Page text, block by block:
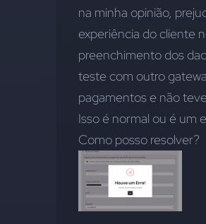
na minha opinião,
experiência do cliente
preenchimento dos
teste com outro
pagamentos e não
Isso é normal ou é um
Como posso resolver?